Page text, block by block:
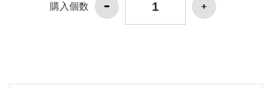
購入個数